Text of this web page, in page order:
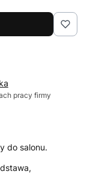
pracy firmy
do salonu.